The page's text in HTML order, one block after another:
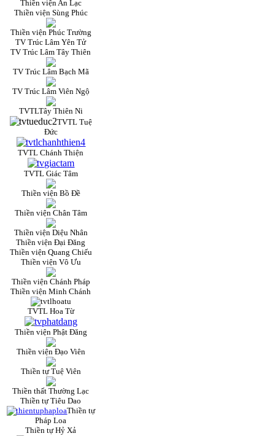
Thiền viện An Lạc
Thiền viện Sùng Phúc
Thiền viện Phúc Trường
TV Trúc Lâm Yên Tử
TV Trúc Lâm Tây Thiên
TV Trúc Lâm Bạch Mã
TV Trúc Lâm Viên Ngộ
TVTLTây Thiên Ni
TVTL Tuệ
Đức
TVTL Chánh Thiện
TVTL Giác Tâm
Thiền viện Bồ Đề
Thiền viện Chân Tâm
Thiền viện Diệu Nhân
Thiền viện Đại Đăng
Thiền viện Quang Chiếu
Thiền viện Vô Ưu
Thiền viện Chánh Pháp
Thiền viện Minh Chánh
TVTL Hoa Từ
Thiền viện Phật Đăng
Thiền viện Đạo Viên
Thiền tự Tuệ Viên
Thiền thất Thường Lạc
Thiền tự Tiêu Dao
Thiền tự
Pháp Loa
Thiền tự Hỷ Xả